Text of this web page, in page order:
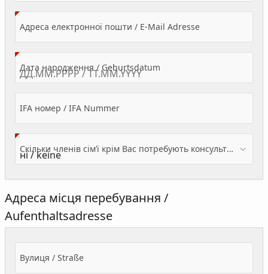
Адреса електронної пошти / E-Mail Adresse(Value Required)
Дата народження / Geburtsdatum
IFA номер / IFA Nummer
Скільки членів сім’ї крім Вас потребують консультації? / Wieviele Familienmitglieder brauchen Beratung - zusätzlich zu Ihnen?
Адреса місця перебування /
Aufenthaltsadresse
Вулиця / Straße